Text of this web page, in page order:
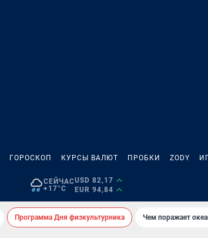
ГОРОСКОП КУРСЫ ВАЛЮТ ПРОБКИ ZODY
СЕЙЧАС
+17°C
USD 82,17
EUR 94,84
Программа Дня физкультурника Чем поражает